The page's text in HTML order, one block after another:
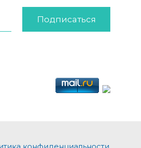
Подписаться
конфиденциальности